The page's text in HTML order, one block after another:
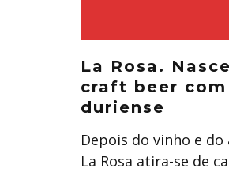
​La Rosa.
craft beer com
duriense
Depois do vinho e
La Rosa atira-se de